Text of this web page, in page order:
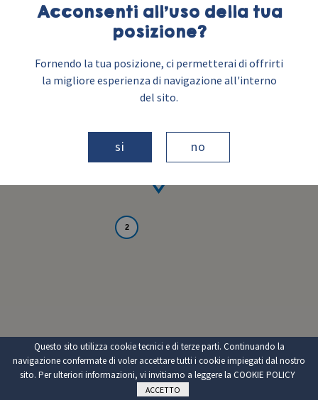
2
Questo sito utilizza cookie tecnici e di terze parti. Continuando la
navigazione confermate di voler accettare tutti i cookie impiegati dal nostro
sito. Per ulteriori informazioni, vi invitiamo a leggere la COOKIE POLICY
ACCETTO
Acconsenti all'uso della tua
posizione?
Fornendo la tua posizione, ci permetterai di offrirti
la migliore esperienza di navigazione all'interno
del sito.
si no